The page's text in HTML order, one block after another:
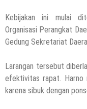
Kebijakan ini mulai
Organisasi Perangkat
Gedung Sekretariat
Larangan tersebut
efektivitas rapat. Harno
karena sibuk dengan